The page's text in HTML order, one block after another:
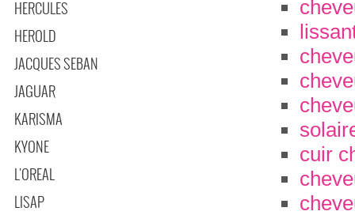
HERCULES
HEROLD
JACQUES SEBAN
JAGUAR
KARISMA
KYONE
L'OREAL
LISAP
cuir